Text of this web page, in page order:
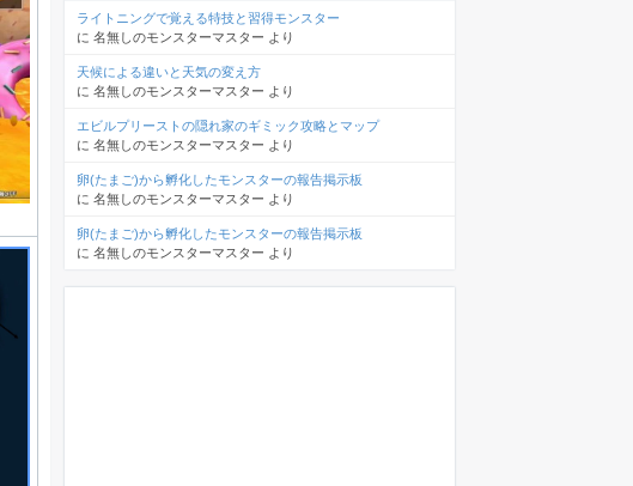
ライトニングで覚える特技と習得モンスター
に 名無しのモンスターマスター より
天候による違いと天気の変え方
に 名無しのモンスターマスター より
エビルプリーストの隠れ家のギミック攻略とマップ
に 名無しのモンスターマスター より
卵(たまご)から孵化したモンスターの報告掲示板
に 名無しのモンスターマスター より
卵(たまご)から孵化したモンスターの報告掲示板
に 名無しのモンスターマスター より